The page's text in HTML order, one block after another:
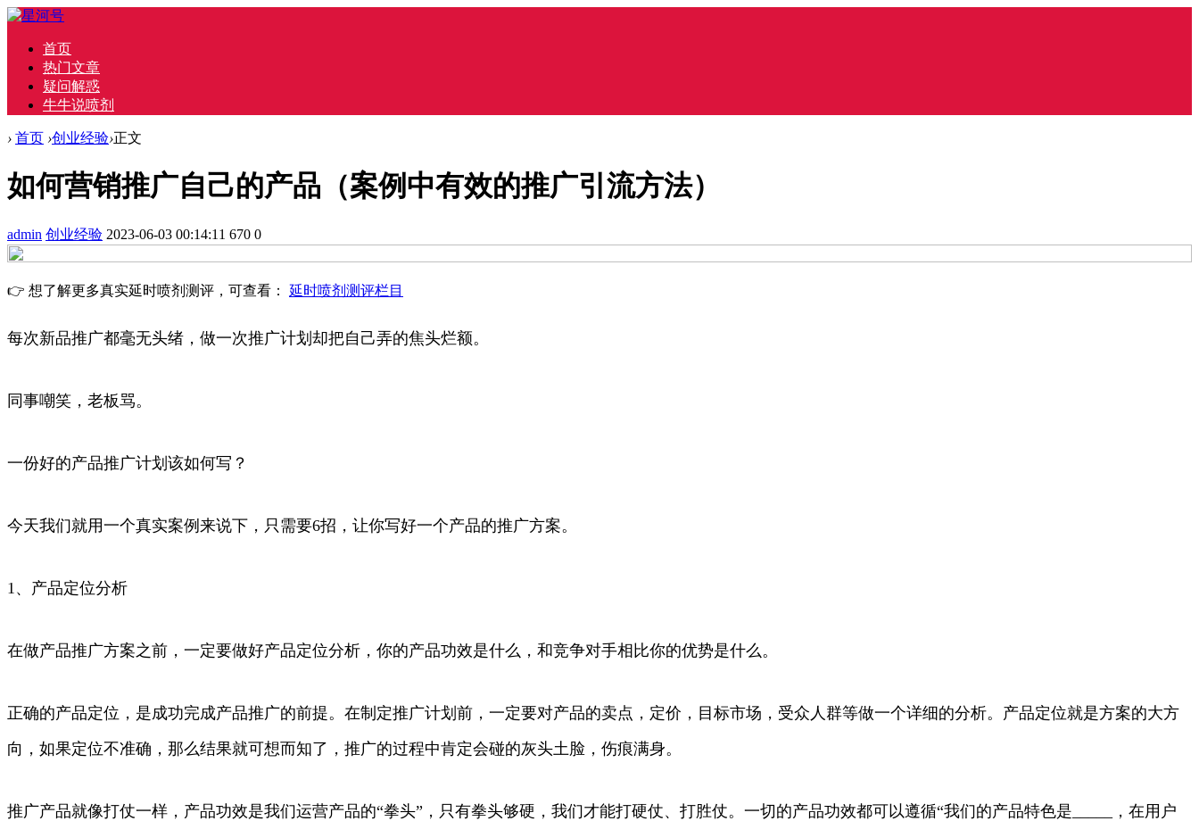
首页
热门文章
疑问解惑
牛牛说喷剂
› 首页 ›创业经验›正文
如何营销推广自己的产品（案例中有效的推广引流方法）
admin 创业经验 2023-06-03 00:14:11 670 0
👉 想了解更多真实延时喷剂测评，可查看： 延时喷剂测评栏目
每次新品推广都毫无头绪，做一次推广计划却把自己弄的焦头烂额。
同事嘲笑，老板骂。
一份好的产品推广计划该如何写？
今天我们就用一个真实案例来说下，只需要6招，让你写好一个产品的推广方案。
1、产品定位分析
在做产品推广方案之前，一定要做好产品定位分析，你的产品功效是什么，和竞争对手相比你的优势是什么。
正确的产品定位，是成功完成产品推广的前提。在制定推广计划前，一定要对产品的卖点，定价，目标市场，受众人群等做一个详细的分析。产品定位就是方案的大方
向，如果定位不准确，那么结果就可想而知了，推广的过程中肯定会碰的灰头土脸，伤痕满身。
推广产品就像打仗一样，产品功效是我们运营产品的“拳头”，只有拳头够硬，我们才能打硬仗、打胜仗。一切的产品功效都可以遵循“我们的产品特色是_____，在用户